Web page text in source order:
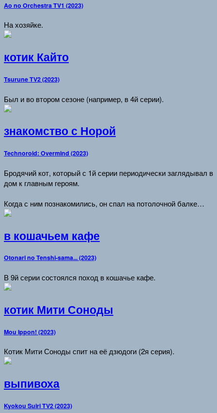
Ao no Orchestra TV1 (2023)
На хозяйке.
котик Кайто
Tsurune TV2 (2023)
Был и во втором сезоне (например, в 4й серии).
знакомство с Норой
Technoroid: Overmind (2023)
Бродячий кот, который с 1й серии периодически заглядывал в
дом к главным героям.
Когда с ним познакомились, он спал на потолочной балке…
в кошачьем кафе
Otonari no Tenshi-sama... (2023)
В 9й серии состоялся поход в кошачье кафе.
котик Мити Соноды
Mou Ippon! (2023)
Котик Мити Соноды спит на её дзюдоги (2я серия).
выпивоха
Kyokou Suiri TV2 (2023)